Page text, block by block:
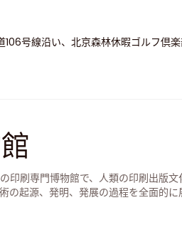
号線沿い、北京森林休暇ゴルフ倶楽
印刷専門博物館で、人類の印刷出版
の起源、発明、発展の過程を全面的に